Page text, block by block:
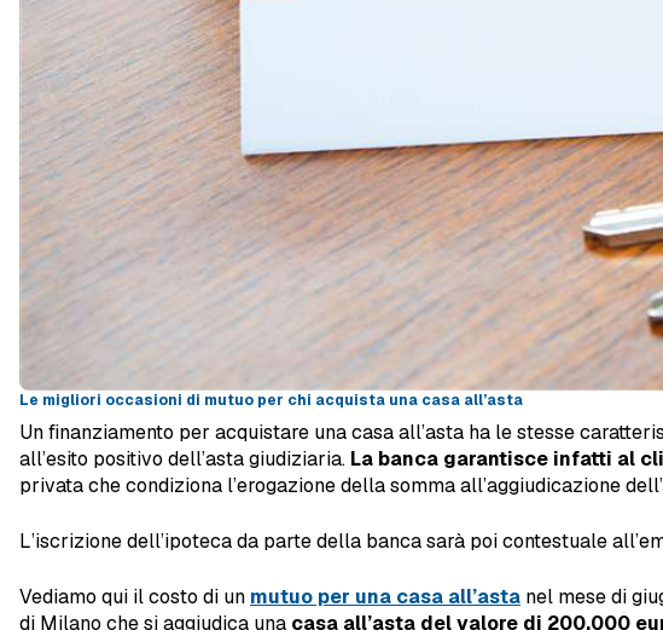
Le migliori occasioni di mutuo per chi acquista una casa all’asta
Un finanziamento per acquistare una casa all’asta ha le stesse
all’esito positivo dell’asta giudiziaria. La banca garantisce infatti al
privata che condiziona l’erogazione della somma all’aggiudicazione
L’iscrizione dell’ipoteca da parte della banca sarà poi contestuale
Vediamo qui il costo di un mutuo per una casa all’asta nel mese di
di Milano che si aggiudica una casa all’asta del valore di 200.000